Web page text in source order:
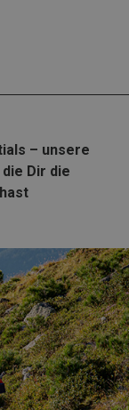
– unsere
Dir die